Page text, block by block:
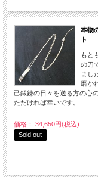
本物
ト
もと
の刀
まし
磨か
己鍛錬の日々を送る方の心
ただければ幸いです。
価格： 34,650円(税込)
Sold out